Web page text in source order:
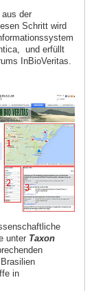
der
Schritt wird
und erfüllt
InBioVeritas.
unter Taxon
in